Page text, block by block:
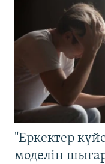
"Еркектер
моделін